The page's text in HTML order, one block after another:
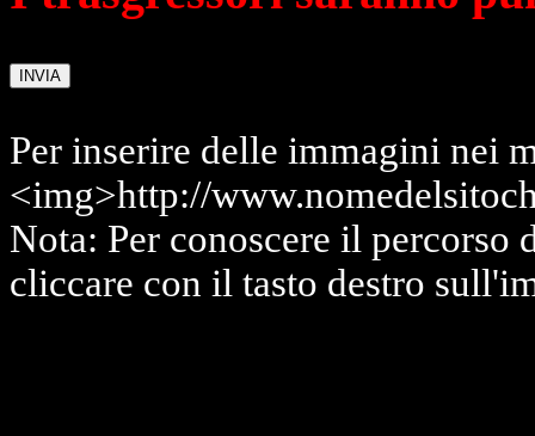
Per inserire delle immagini nei
<img>http://
Nota: Per conoscere il percorso
cliccare con il tasto destro